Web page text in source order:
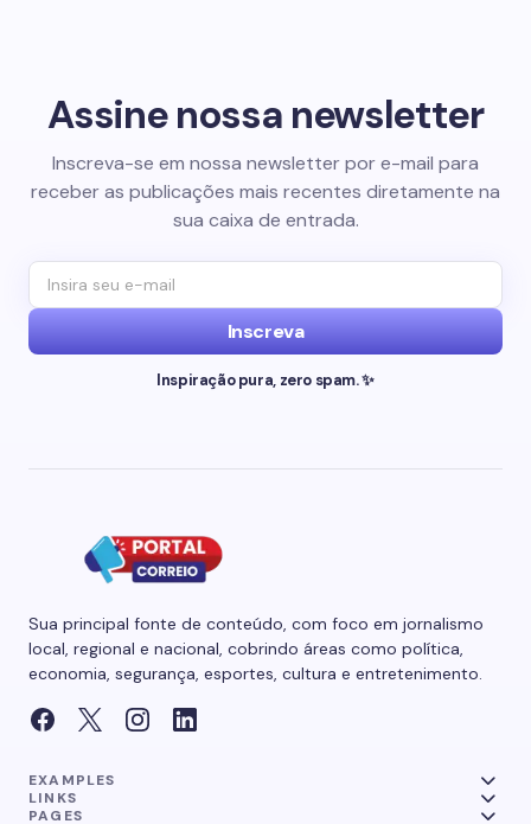
Assine nossa newsletter
Inscreva-se em nossa newsletter por e-mail para
receber as publicações mais recentes diretamente na
sua caixa de entrada.
Inscreva
Inspiração pura, zero spam. ✨
Sua principal fonte de conteúdo, com foco em jornalismo
local, regional e nacional, cobrindo áreas como política,
economia, segurança, esportes, cultura e entretenimento.
EXAMPLES
LINKS
PAGES